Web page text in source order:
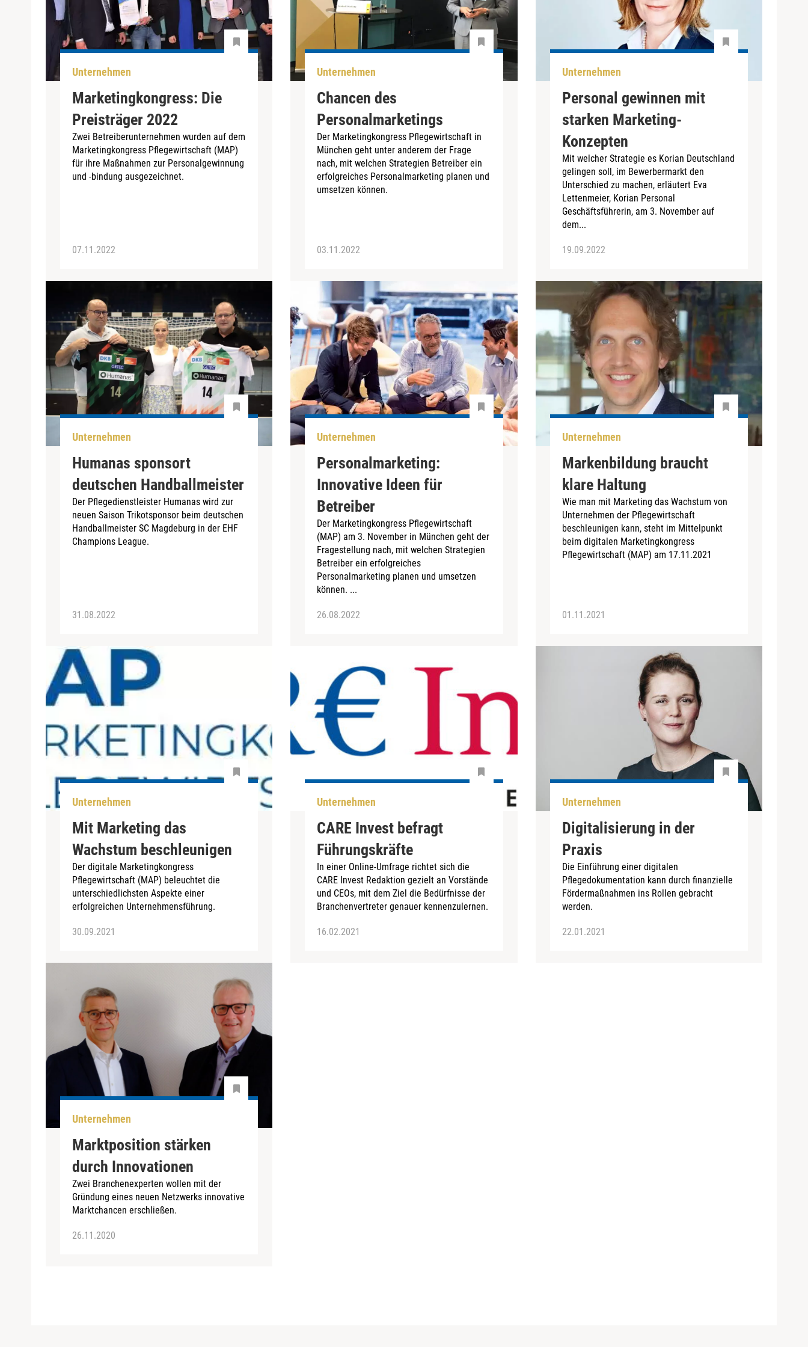
Unternehmen
Marketingkongress: Die
Preisträger 2022
Zwei Betreiberunternehmen wurden auf dem
Marketingkongress Pflegewirtschaft (MAP)
für ihre Maßnahmen zur Personalgewinnung
und -bindung ausgezeichnet.
07.11.2022
Unternehmen
Chancen des
Personalmarketings
Der Marketingkongress Pflegewirtschaft in
München geht unter anderem der Frage
nach, mit welchen Strategien Betreiber ein
erfolgreiches Personalmarketing planen und
umsetzen können.
03.11.2022
Unternehmen
Personal gewinnen mit
starken Marketing-
Konzepten
Mit welcher Strategie es Korian Deutschland
gelingen soll, im Bewerbermarkt den
Unterschied zu machen, erläutert Eva
Lettenmeier, Korian Personal
Geschäftsführerin, am 3. November auf
dem...
19.09.2022
Unternehmen
Humanas sponsort
deutschen Handballmeister
Der Pflegedienstleister Humanas wird zur
neuen Saison Trikotsponsor beim deutschen
Handballmeister SC Magdeburg in der EHF
Champions League.
31.08.2022
Unternehmen
Personalmarketing:
Innovative Ideen für
Betreiber
Der Marketingkongress Pflegewirtschaft
(MAP) am 3. November in München geht der
Fragestellung nach, mit welchen Strategien
Betreiber ein erfolgreiches
Personalmarketing planen und umsetzen
können. ...
26.08.2022
Unternehmen
Markenbildung braucht
klare Haltung
Wie man mit Marketing das Wachstum von
Unternehmen der Pflegewirtschaft
beschleunigen kann, steht im Mittelpunkt
beim digitalen Marketingkongress
Pflegewirtschaft (MAP) am 17.11.2021
01.11.2021
Unternehmen
Mit Marketing das
Wachstum beschleunigen
Der digitale Marketingkongress
Pflegewirtschaft (MAP) beleuchtet die
unterschiedlichsten Aspekte einer
erfolgreichen Unternehmensführung.
30.09.2021
Unternehmen
CARE Invest befragt
Führungskräfte
In einer Online-Umfrage richtet sich die
CARE Invest Redaktion gezielt an Vorstände
und CEOs, mit dem Ziel die Bedürfnisse der
Branchenvertreter genauer kennenzulernen.
16.02.2021
Unternehmen
Digitalisierung in der
Praxis
Die Einführung einer digitalen
Pflegedokumentation kann durch finanzielle
Fördermaßnahmen ins Rollen gebracht
werden.
22.01.2021
Unternehmen
Marktposition stärken
durch Innovationen
Zwei Branchenexperten wollen mit der
Gründung eines neuen Netzwerks innovative
Marktchancen erschließen.
26.11.2020